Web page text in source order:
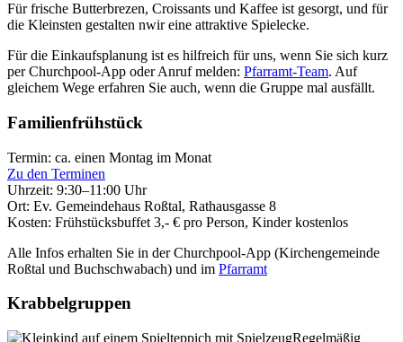
Für frische Butterbrezen, Croissants und Kaffee ist gesorgt, und für
die Kleinsten gestalten nwir eine attraktive Spielecke.
Für die Einkaufsplanung ist es hilfreich für uns, wenn Sie sich kurz
per Churchpool-App oder Anruf melden: Pfarramt-Team. Auf
gleichem Wege erfahren Sie auch, wenn die Gruppe mal ausfällt.
Familienfrühstück
Termin: ca. einen Montag im Monat
Zu den Terminen
Uhrzeit: 9:30–11:00 Uhr
Ort: Ev. Gemeindehaus Roßtal, Rathausgasse 8
Kosten: Frühstücksbuffet 3,- € pro Person, Kinder kostenlos
Alle Infos erhalten Sie in der Churchpool-App (Kirchengemeinde
Roßtal und Buchschwabach) und im Pfarramt
Krabbelgruppen
Regelmäßig